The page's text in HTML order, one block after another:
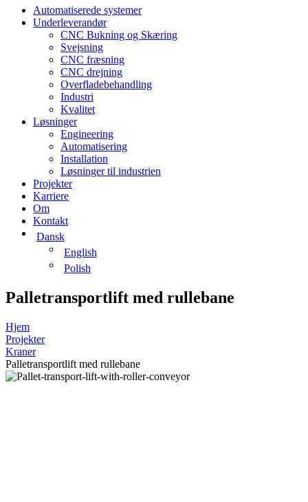
Automatiserede systemer
Underleverandør
CNC Bukning og Skæring
Svejsning
CNC fræsning
CNC drejning
Overfladebehandling
Industri
Kvalitet
Løsninger
Engineering
Automatisering
Installation
Løsninger til industrien
Projekter
Karriere
Om
Kontakt
Dansk
English
Polish
Palletransportlift med rullebane
Hjem
Projekter
Kraner
Palletransportlift med rullebane